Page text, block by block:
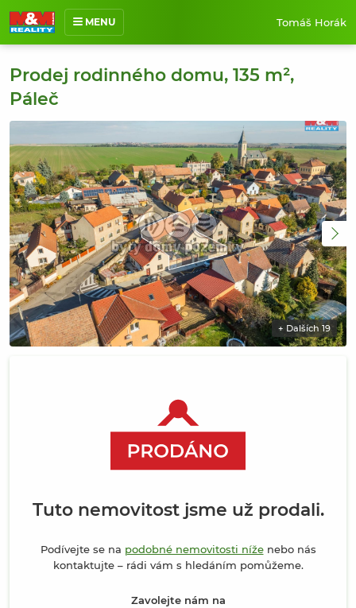
MENU
Nabídka nemovitostí
Jak pracuji
Kontakt
Tomáš Horák
Prodej rodinného domu, 135 m²,
Páleč
+ Dalších 19
Tuto nemovitost jsme už prodali.
Podívejte se na podobné nemovitosti níženebo nás
kontaktujte – rádi vám s hledáním pomůžeme.
Zavolejte nám na